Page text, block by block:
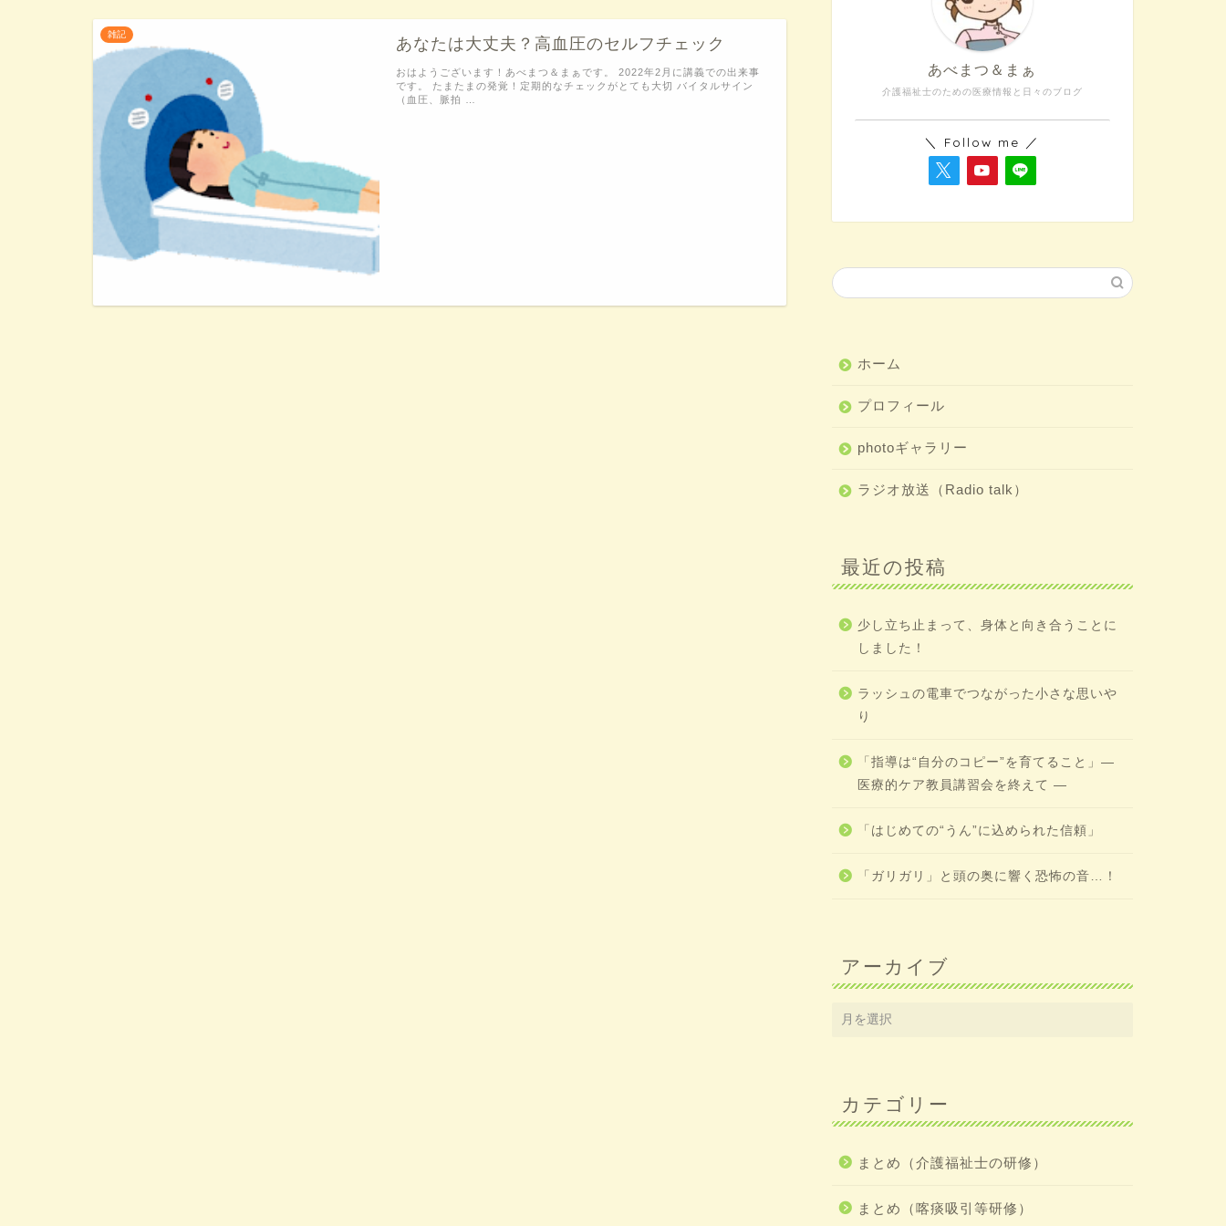
雑記
あなたは大丈夫？高血圧のセルフチェック
おはようございます！あべまつ＆まぁです。 2022年2月に講義での出来事
です。 たまたまの発覚！定期的なチェックがとても大切 バイタルサイン
（血圧、脈拍 …
介護福祉士のための医療情報と日々のブログ
あべまつ＆まぁ
＼ Follow me ／
ホーム
プロフィール
photoギャラリー
ラジオ放送（Radio talk）
最近の投稿
少し立ち止まって、身体と向き合うことに
しました！
ラッシュの電車でつながった小さな思いや
り
「指導は“自分のコピー”を育てること」―
医療的ケア教員講習会を終えて ―
「はじめての“うん”に込められた信頼」
「ガリガリ」と頭の奥に響く恐怖の音…！
アーカイブ
カテゴリー
まとめ（介護福祉士の研修）
まとめ（喀痰吸引等研修）